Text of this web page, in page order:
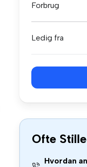
Forbrug
Ledig fra
Ofte
Hvordan